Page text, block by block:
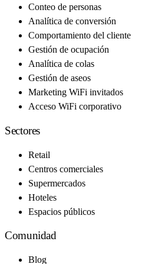
Conteo de personas
Analítica de conversión
Comportamiento del cliente
Gestión de ocupación
Analítica de colas
Gestión de aseos
Marketing WiFi invitados
Acceso WiFi corporativo
Sectores
Retail
Centros comerciales
Supermercados
Hoteles
Espacios públicos
Comunidad
Blog